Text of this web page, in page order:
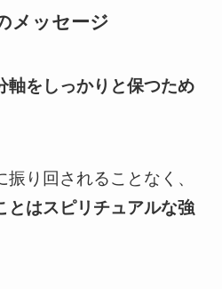
メッセージ
軸をしっかりと保つため
り回されることなく、
とはスピリチュアルな強